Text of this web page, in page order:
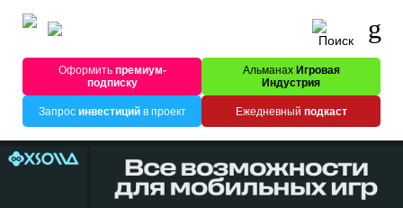
Оформитьпремиум-
подписку
Альманах Игровая
Индустрия
Запрос инвестицийв проект Ежедневный подкаст